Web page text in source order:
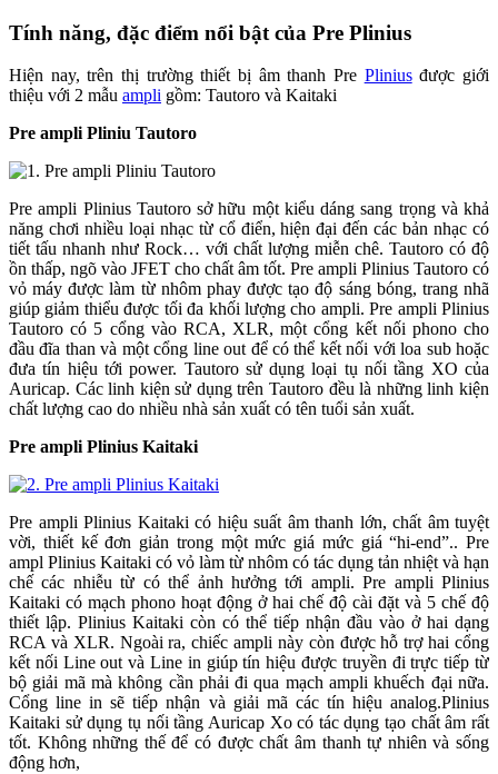
Tính năng, đặc điểm nổi bật của Pre Plinius
Hiện nay, trên thị trường thiết bị âm thanh Pre Pliniusđược giới
thiệu với 2 mẫu ampli gồm: Tautoro và Kaitaki
Pre ampli Pliniu Tautoro
Pre ampli Plinius Tautoro sở hữu một kiểu dáng sang trọng và khả
năng chơi nhiều loại nhạc từ cổ điển, hiện đại đến các bản nhạc có
tiết tấu nhanh như Rock… với chất lượng miễn chê. Tautoro có độ
ồn thấp, ngõ vào JFET cho chất âm tốt. Pre ampli Plinius Tautoro có
vỏ máy được làm từ nhôm phay được tạo độ sáng bóng, trang nhã
giúp giảm thiểu được tối đa khối lượng cho ampli. Pre ampli Plinius
Tautoro có 5 cổng vào RCA, XLR, một cổng kết nối phono cho
đầu đĩa than và một cổng line out để có thể kết nối với loa sub hoặc
đưa tín hiệu tới power. Tautoro sử dụng loại tụ nối tầng XO của
Auricap. Các linh kiện sử dụng trên Tautoro đều là những linh kiện
chất lượng cao do nhiều nhà sản xuất có tên tuổi sản xuất.
Pre ampli Plinius Kaitaki
Pre ampli Plinius Kaitaki có hiệu suất âm thanh lớn, chất âm tuyệt
vời, thiết kế đơn giản trong một mức giá mức giá “hi-end”.. Pre
ampl Plinius Kaitaki có vỏ làm từ nhôm có tác dụng tản nhiệt và hạn
chế các nhiễu từ có thể ảnh hưởng tới ampli. Pre ampli Plinius
Kaitaki có mạch phono hoạt động ở hai chế độ cài đặt và 5 chế độ
thiết lập. Plinius Kaitaki còn có thể tiếp nhận đầu vào ở hai dạng
RCA và XLR. Ngoài ra, chiếc ampli này còn được hỗ trợ hai cổng
kết nối Line out và Line in giúp tín hiệu được truyền đi trực tiếp từ
bộ giải mã mà không cần phải đi qua mạch ampli khuếch đại nữa.
Cổng line in sẽ tiếp nhận và giải mã các tín hiệu analog.Plinius
Kaitaki sử dụng tụ nối tầng Auricap Xo có tác dụng tạo chất âm rất
tốt. Không những thế để có được chất âm thanh tự nhiên và sống
động hơn,